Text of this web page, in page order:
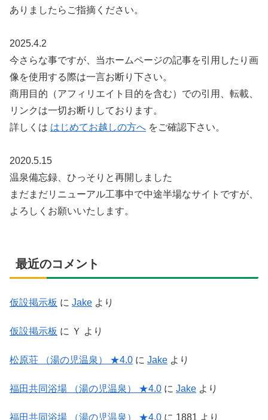
ありましたらご指摘ください。
2025.4.2
今さらな事ですが、当ホームページの記事を引用したり画
像を使用する際は一言お断り下さい。
商用目的（アフィリエイト目的を含む）での引用、転載、
リンクは一切お断りしております。
詳しくは はじめてお越しの方へ をご確認下さい。
2020.5.15
温泉備忘録、ひっそりと再開しました
まだまだリニューアル工事中で中途半場なサイトですが、
よろしくお願いいたします。
最近のコメント
仮設掲示板 に Jake より
仮設掲示板 に Ｙ より
松原荘 （湯の児温泉） ★4.0 に Jake より
福田共同浴場 （湯の児温泉） ★4.0 に Jake より
福田共同浴場 （湯の児温泉） ★4.0 に 1881 より